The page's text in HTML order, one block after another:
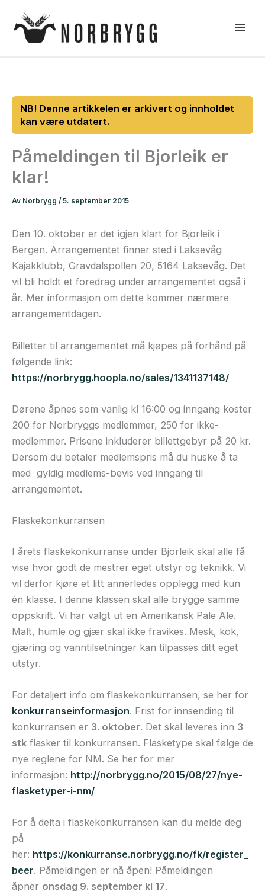
rett
Påmeldingen til Bjorleik er
klar!
Av Norbrygg / 5. september 2015
Den 10. oktober er det igjen klart for Bjorleik i
Bergen. Arrangementet finner sted i Laksevåg
Kajakklubb, Gravdalspollen 20, 5164 Laksevåg. Det
vil bli holdt et foredrag under arrangementet også i
år. Mer informasjon om dette kommer nærmere
arrangementdagen.
Billetter til arrangementet må kjøpes på forhånd på
følgende link:
https://norbrygg.hoopla.no/sales/1341137148/
Dørene åpnes som vanlig kl 16:00 og inngang koster
200 for Norbryggs medlemmer, 250 for ikke-
medlemmer. Prisene inkluderer billettgebyr på 20 kr.
Dersom du betaler medlemspris må du huske å ta
med gyldig medlems-bevis ved inngang til
arrangementet.
Flaskekonkurransen
I årets flaskekonkurranse under Bjorleik skal alle få
vise hvor godt de mestrer eget utstyr og teknikk. Vi
vil derfor kjøre et litt annerledes opplegg med kun
én klasse. I denne klassen skal alle brygge samme
oppskrift. Vi har valgt ut en Amerikansk Pale Ale.
Malt, humle og gjær skal ikke fravikes. Mesk, kok,
gjæring og vanntilsetninger kan tilpasses ditt eget
utstyr.
For detaljert info om flaskekonkurransen, se her for
konkurranseinformasjon. Frist for innsending til
konkurransen er 3. oktober. Det skal leveres inn 3
stk flasker til konkurransen. Flasketype skal følge de
nye reglene for NM. Se her for mer
informasjon: http://norbrygg.no/2015/08/27/nye-
flasketyper-i-nm/
For å delta i flaskekonkurransen kan du melde deg
på
her: https://konkurranse.norbrygg.no/fk/register_
beer. Påmeldingen er nå åpen! Påmeldingen
åpneronsdag 9. september kl 17.